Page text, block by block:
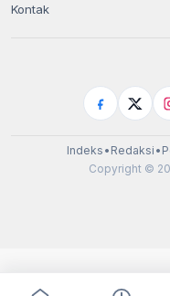
Kontak
Indeks • Redaksi •
Copyright ©